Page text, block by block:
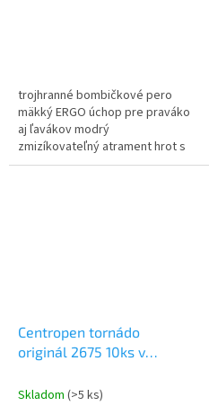
trojhranné bombičkové pero
mäkký ERGO úchop pre praváko
aj ľavákov modrý
zmizíkovateľný atrament hrot s
irídiovou guľôčkou tenká
Centropen tornádo
originál 2675 10ks v
Skladom (>5 ks)